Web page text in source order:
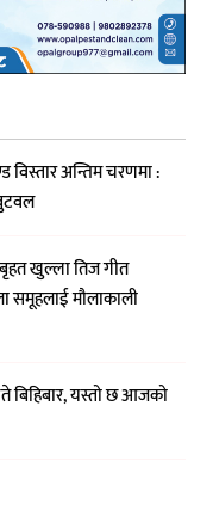
अन्तिम चरणमा :
खुल्ला तिज गीत
समूहलाई मौलाकाली
बिहिबार, यस्तो छ आजको